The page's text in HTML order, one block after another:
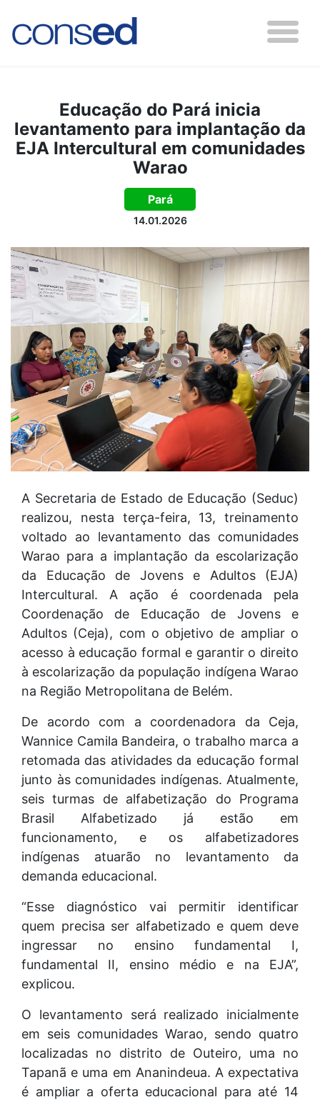
Educação do Pará inicia
levantamento para implantação da
EJA Intercultural em comunidades
Warao
Pará
14.01.2026
A Secretaria de Estado de Educação (Seduc)
realizou, nesta terça-feira, 13, treinamento
voltado ao levantamento das comunidades
Warao para a implantação da escolarização
da Educação de Jovens e Adultos (EJA)
Intercultural. A ação é coordenada pela
Coordenação de Educação de Jovens e
Adultos (Ceja), com o objetivo de ampliar o
acesso à educação formal e garantir o direito
à escolarização da população indígena Warao
na Região Metropolitana de Belém.
De acordo com a coordenadora da Ceja,
Wannice Camila Bandeira, o trabalho marca a
retomada das atividades da educação formal
junto às comunidades indígenas. Atualmente,
seis turmas de alfabetização do Programa
Brasil Alfabetizado já estão em
funcionamento, e os alfabetizadores
indígenas atuarão no levantamento da
demanda educacional.
“Esse diagnóstico vai permitir identificar
quem precisa ser alfabetizado e quem deve
ingressar no ensino fundamental I,
fundamental II, ensino médio e na EJA”,
explicou.
O levantamento será realizado inicialmente
em seis comunidades Warao, sendo quatro
localizadas no distrito de Outeiro, uma no
Tapanã e uma em Ananindeua. A expectativa
é ampliar a oferta educacional para até 14